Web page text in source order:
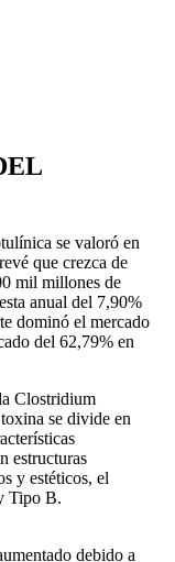
se valoró en
que crezca de
mil millones de
anual del 7,90%
dominó el mercado
del 62,79% en
Clostridium
se divide en
estructuras
y estéticos, el
Tipo B.
debido a